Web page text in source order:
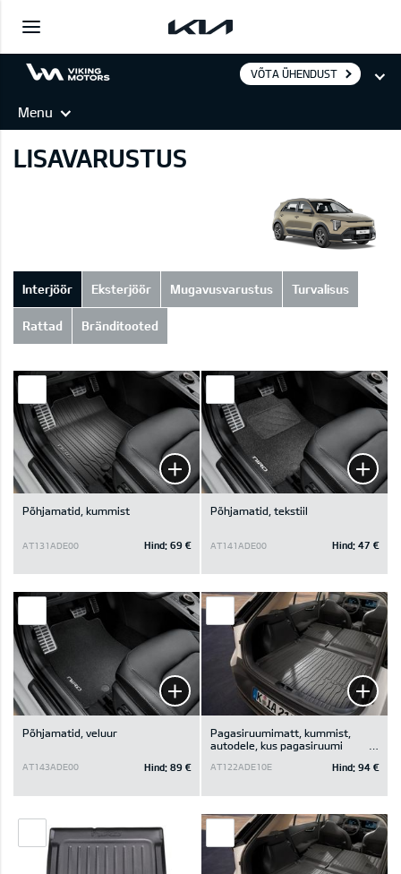
VÕTA ÜHENDUST
Menu
LISAVARUSTUS
Interjöör Eksterjöör Mugavusvarustus Turvalisus
Rattad Bränditooted
Põhjamatid, kummist
AT131ADE00 Hind: 69 €
Põhjamatid, tekstiil
AT141ADE00 Hind: 47 €
Põhjamatid, veluur
AT143ADE00 Hind: 89 €
Pagasiruumimatt, kummist,
autodele, kus pagasiruumi
AT122ADE10E Hind: 94 €